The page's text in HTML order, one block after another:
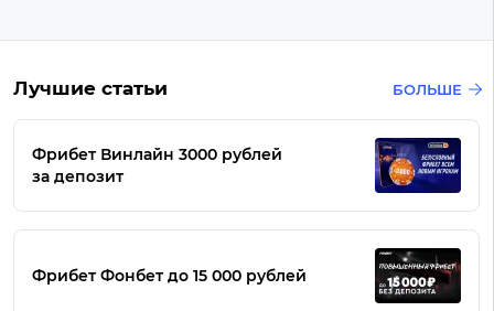
Лучшие статьи БОЛЬШЕ
Фрибет Винлайн 3000 рублей
за депозит
Фрибет Фонбет до 15 000 рублей